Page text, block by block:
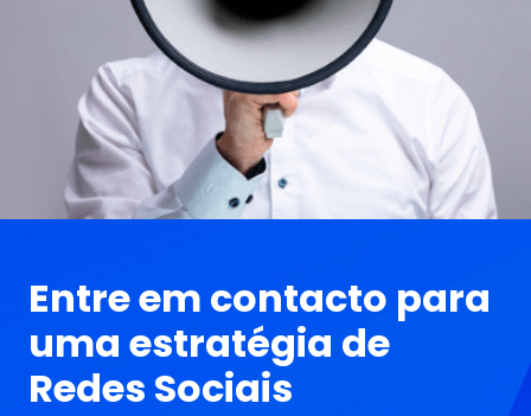
Entre em contacto para
uma estratégia de
Redes Sociais